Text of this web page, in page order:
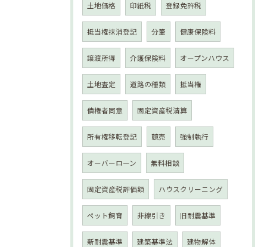
土地価格 印紙税 登録免許税
抵当権抹消登記 分筆 健康保険料
譲渡所得 介護保険料 オープンハウス
土地査定 道路の種類 抵当権
債権者同意 固定資産税清算
所有権移転登記 競売 強制執行
オーバーローン 無料相談
固定資産税評価額 ハウスクリーニング
ペット飼育 非線引き 旧耐震基準
新耐震基準 建築基準法 建物解体